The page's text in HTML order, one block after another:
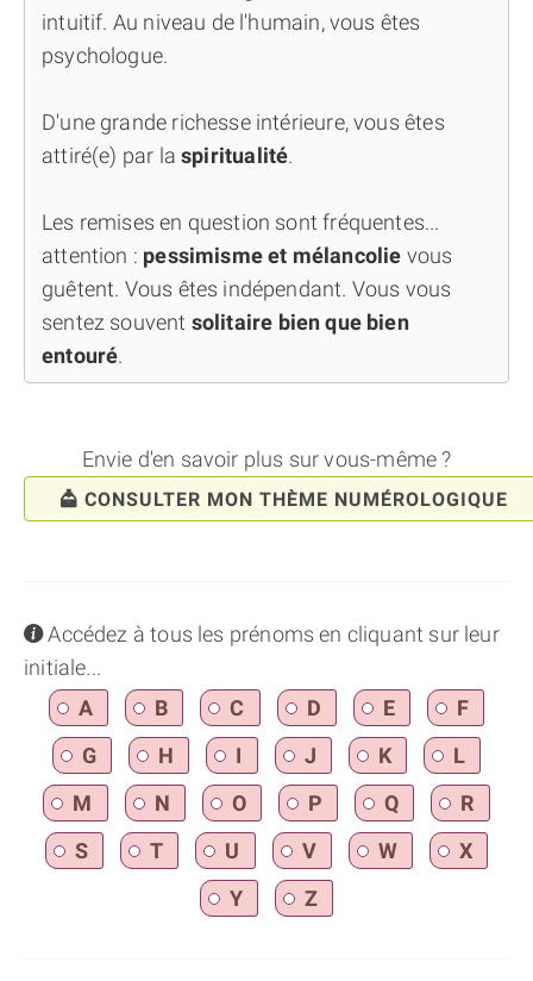
intuitif. Au niveau de l'humain, vous êtes
psychologue.
D'une grande richesse intérieure, vous êtes
attiré(e) par laspiritualité.
Les remises en question sont fréquentes...
attention : pessimisme et mélancolie vous
guêtent. Vous êtes indépendant. Vous vous
sentez souvent solitaire bien que bien
entouré.
Envie d'en savoir plus sur vous-même ?
CONSULTER MON THÈME NUMÉROLOGIQUE
infoAccédez à tous les prénoms en cliquant sur leur
initiale...
A
B C D E
F
G
H I J K
L
M
N O P Q
R
S
T U V W
X
Y
Z